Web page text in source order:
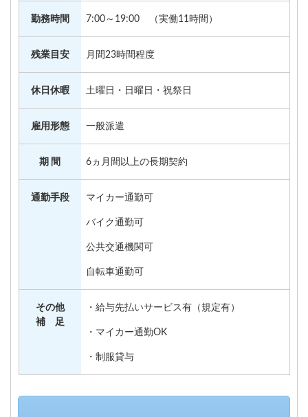
勤務時間 7:00～19:00 （実働11時間）
残業目安 月間23時間程度
休日休暇 土曜日・日曜日・祝祭日
雇用形態 一般派遣
期 間 6ヵ月間以上の長期契約
通勤手段 マイカー通勤可
バイク通勤可
公共交通機関可
自転車通勤可
その他
補 足
・給与先払いサービス有（規定有）
・マイカー通勤OK
・制服貸与